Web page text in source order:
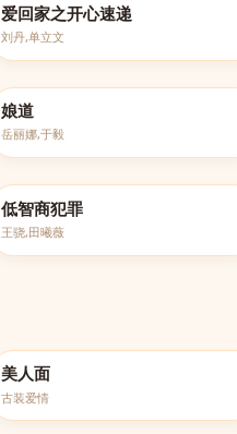
爱回家之开心速递
刘丹,单立文
已完结
娘道
岳丽娜,于毅
低智商犯罪
王骁,田曦薇
美人面
古装爱情